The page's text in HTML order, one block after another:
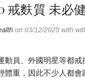
戒麩質 未必
on 03/12/2025 with
動員、外國明星等都戒
體重，因此不少人都會